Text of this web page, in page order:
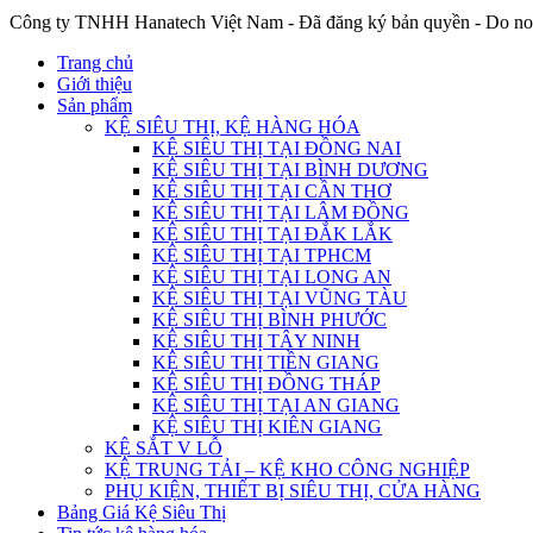
Công ty TNHH Hanatech Việt Nam - Đã đăng ký bản quyền - Do
Trang chủ
Giới thiệu
Sản phẩm
KỆ SIÊU THỊ, KỆ HÀNG HÓA
KỆ SIÊU THỊ TẠI ĐỒNG NAI
KỆ SIÊU THỊ TẠI BÌNH DƯƠNG
KỆ SIÊU THỊ TẠI CẦN THƠ
KỆ SIÊU THỊ TẠI LÂM ĐỒNG
KỆ SIÊU THỊ TẠI ĐẮK LẮK
KỆ SIÊU THỊ TẠI TPHCM
KỆ SIÊU THỊ TẠI LONG AN
KỆ SIÊU THỊ TẠI VŨNG TÀU
KỆ SIÊU THỊ BÌNH PHƯỚC
KỆ SIÊU THỊ TÂY NINH
KỆ SIÊU THỊ TIỀN GIANG
KỆ SIÊU THỊ ĐỒNG THÁP
KỆ SIÊU THỊ TẠI AN GIANG
KỆ SIÊU THỊ KIÊN GIANG
KỆ SẮT V LỖ
KỆ TRUNG TẢI – KỆ KHO CÔNG NGHIỆP
PHỤ KIỆN, THIẾT BỊ SIÊU THỊ, CỬA HÀNG
Bảng Giá Kệ Siêu Thị